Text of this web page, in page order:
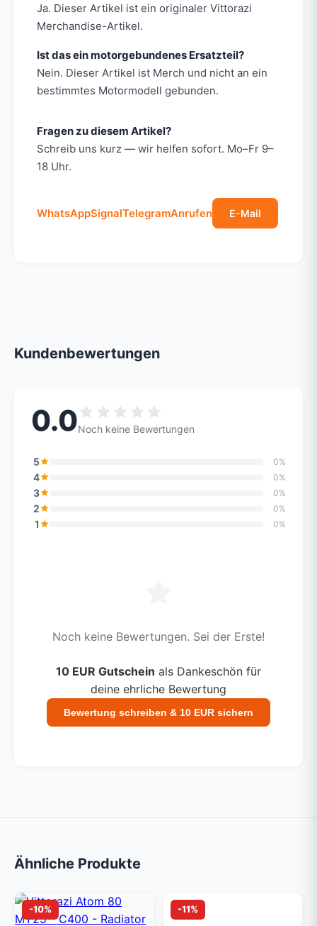
Ja. Dieser Artikel ist ein originaler Vittorazi
Merchandise-Artikel.
Ist das ein motorgebundenes Ersatzteil?
Nein. Dieser Artikel ist Merch und nicht an ein
bestimmtes Motormodell gebunden.
Fragen zu diesem Artikel?
Schreib uns kurz — wir helfen sofort. Mo–Fr 9–
18 Uhr.
WhatsAppSignalTelegramAnrufen E-Mail
Kundenbewertungen
0.0Noch keine Bewertungen
5 0%
4 0%
3 0%
2 0%
1 0%
Noch keine Bewertungen. Sei der Erste!
10 EUR Gutschein als Dankeschön für
deine ehrliche Bewertung
Bewertung schreiben & 10 EUR sichern
Ähnliche Produkte
-10% -11%